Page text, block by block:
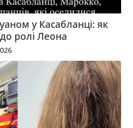
у Касабланці: як
ролі Леона